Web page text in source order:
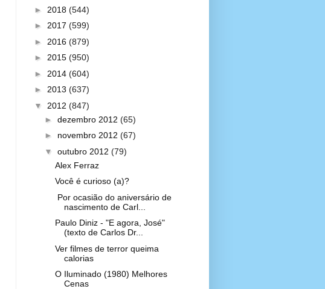
► 2018 (544)
► 2017 (599)
► 2016 (879)
► 2015 (950)
► 2014 (604)
► 2013 (637)
▼ 2012 (847)
► dezembro 2012 (65)
► novembro 2012 (67)
▼ outubro 2012 (79)
Alex Ferraz
Você é curioso (a)?
Por ocasião do aniversário de
nascimento de Carl...
Paulo Diniz - "E agora, José"
(texto de Carlos Dr...
Ver filmes de terror queima
calorias
O Iluminado (1980) Melhores
Cenas